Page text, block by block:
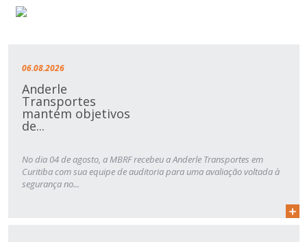
06.08.2026
Anderle
Transportes
mantém objetivos
de...
No dia 04 de agosto, a MBRF recebeu a Anderle Transportes em
Curitiba com sua equipe de auditoria para uma avaliação voltada à
segurança no...